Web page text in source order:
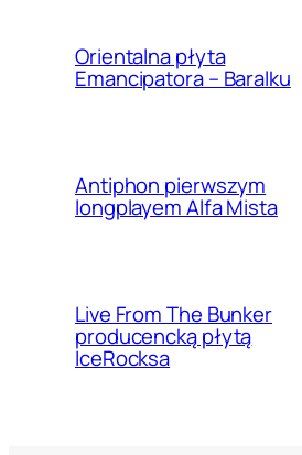
Orientalna płyta
Emancipatora – Baralku
Antiphon pierwszym
longplayem Alfa Mista
Live From The Bunker
producencką płytą
IceRocksa